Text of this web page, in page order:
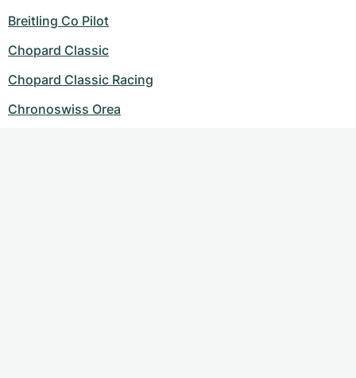
Breitling Co Pilot
Chopard Classic
Chopard Classic Racing
Chronoswiss Orea